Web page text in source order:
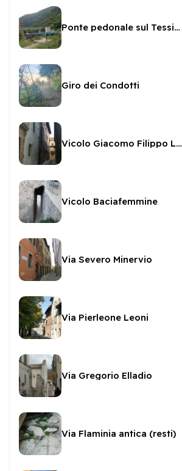
Ponte pedonale sul Tessino
Giro dei Condotti
Vicolo Giacomo Filippo Leoncilli
Vicolo Baciafemmine
Via Severo Minervio
Via Pierleone Leoni
Via Gregorio Elladio
Via Flaminia antica (resti)